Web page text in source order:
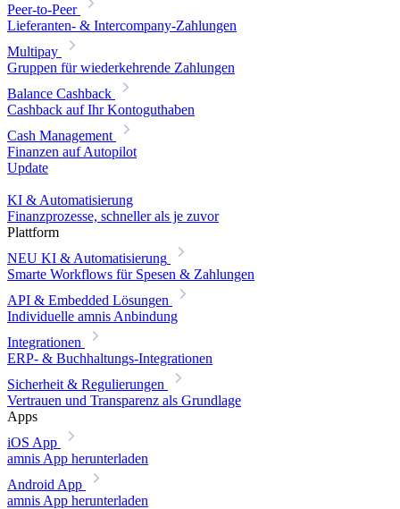
Peer-to-Peer
Lieferanten- & Intercompany-Zahlungen
Multipay
Gruppen für wiederkehrende Zahlungen
Balance Cashback
Cashback auf Ihr Kontoguthaben
Cash Management
Finanzen auf Autopilot
Update
KI & Automatisierung
Finanzprozesse, schneller als je zuvor
Plattform
NEU KI & Automatisierung
Smarte Workflows für Spesen & Zahlungen
API & Embedded Lösungen
Individuelle amnis Anbindung
Integrationen
ERP- & Buchhaltungs-Integrationen
Sicherheit & Regulierungen
Vertrauen und Transparenz als Grundlage
Apps
iOS App
amnis App herunterladen
Android App
amnis App herunterladen